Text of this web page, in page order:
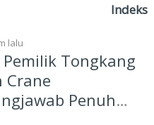
Indeks
lalu
Pemilik Tongkang
Crane
Penuh